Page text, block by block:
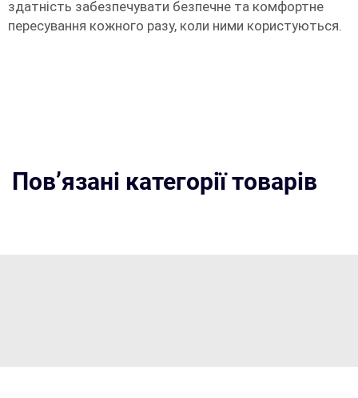
здатність забезпечувати безпечне та комфортне
пересування кожного разу, коли ними користуються.
Пов’язані категорії товарів